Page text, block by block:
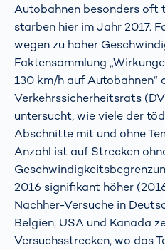
Autobahnen besonders oft
starben hier im Jahr 2017.
wegen zu hoher
Faktensammlung
130 km/h auf Autobahnen“
Verkehrssicherheitsrats
untersucht, wie viele der
Abschnitte mit und ohne
Anzahl ist auf Strecken
2016 signifikant höher
Nachher-Versuche in
Belgien, USA und Kanada
Versuchsstrecken, wo das